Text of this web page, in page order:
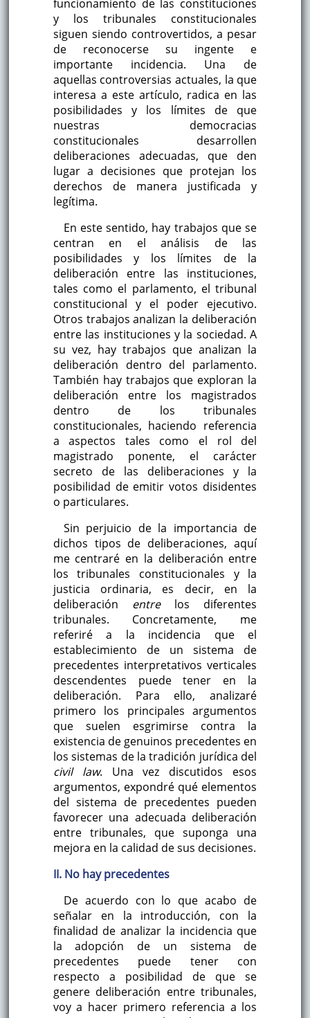
funcionamiento de las constituciones
y los tribunales constitucionales
siguen siendo controvertidos, a pesar
de reconocerse su ingente e
importante incidencia. Una de
aquellas controversias actuales, la que
interesa a este artículo, radica en las
posibilidades y los límites de que
nuestras democracias
constitucionales desarrollen
deliberaciones adecuadas, que den
lugar a decisiones que protejan los
derechos de manera justificada y
legítima.
En este sentido, hay trabajos que se
centran en el análisis de las
posibilidades y los límites de la
deliberación entre las instituciones,
tales como el parlamento, el tribunal
constitucional y el poder ejecutivo.
Otros trabajos analizan la deliberación
entre las instituciones y la sociedad. A
su vez, hay trabajos que analizan la
deliberación dentro del parlamento.
También hay trabajos que exploran la
deliberación entre los magistrados
dentro de los tribunales
constitucionales, haciendo referencia
a aspectos tales como el rol del
magistrado ponente, el carácter
secreto de las deliberaciones y la
posibilidad de emitir votos disidentes
o particulares.
Sin perjuicio de la importancia de
dichos tipos de deliberaciones, aquí
me centraré en la deliberación entre
los tribunales constitucionales y la
justicia ordinaria, es decir, en la
deliberación entre los diferentes
tribunales. Concretamente, me
referiré a la incidencia que el
establecimiento de un sistema de
precedentes interpretativos verticales
descendentes puede tener en la
deliberación. Para ello, analizaré
primero los principales argumentos
que suelen esgrimirse contra la
existencia de genuinos precedentes en
los sistemas de la tradición jurídica del
civil law. Una vez discutidos esos
argumentos, expondré qué elementos
del sistema de precedentes pueden
favorecer una adecuada deliberación
entre tribunales, que suponga una
mejora en la calidad de sus decisiones.
II. No hay precedentes
De acuerdo con lo que acabo de
señalar en la introducción, con la
finalidad de analizar la incidencia que
la adopción de un sistema de
precedentes puede tener con
respecto a posibilidad de que se
genere deliberación entre tribunales,
voy a hacer primero referencia a los